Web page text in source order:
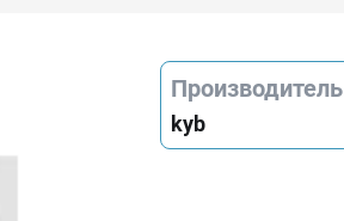
Производитель
kyb